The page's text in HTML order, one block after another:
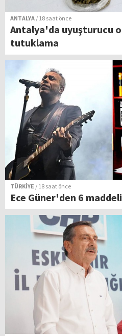
ANTALYA / 18 saat önce
Antalya'da uyuşturucu
tutuklama
TÜRKİYE / 18 saat önce
Ece Güner'den 6